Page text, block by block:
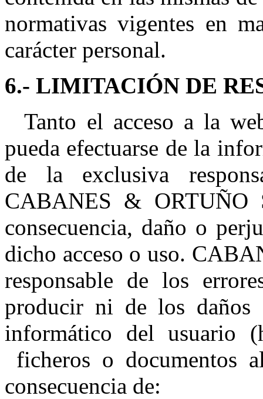
normativas vigentes en
carácter personal.
6.- LIMITACIÓN DE
Tanto el acceso a la
pueda efectuarse de la
de la exclusiva
CABANES & ORTUÑO
consecuencia, daño o
dicho acceso o uso.
responsable de los
producir ni de los daños
informático del usuario
ficheros o documentos
consecuencia de: